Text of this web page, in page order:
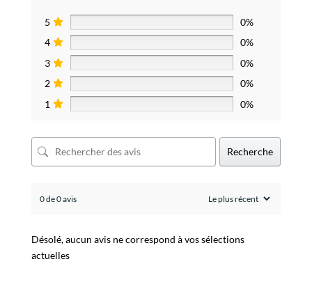
5
0%
4
0%
3
0%
2
0%
1
0%
Recherche
0 de 0 avis
Désolé, aucun avis ne correspond à vos sélections
actuelles